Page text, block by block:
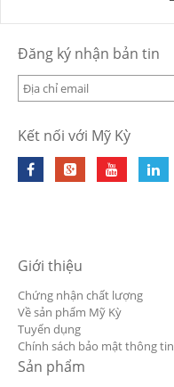
Đăng ký nhận bản tin
Kết nối với Mỹ Kỳ
Giới thiệu
Chứng nhận chất lượng
Về sản phẩm Mỹ Kỳ
Tuyển dụng
Chính sách bảo mật thông tin
Sản phẩm